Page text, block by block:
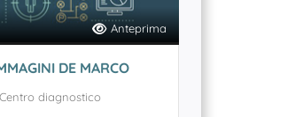
Anteprima
DE MARCO
Centro diagnostico